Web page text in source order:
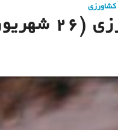
۱۴۰۴)